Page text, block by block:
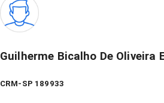
Guilherme Bicalho De Oliveira
CRM-SP 189933